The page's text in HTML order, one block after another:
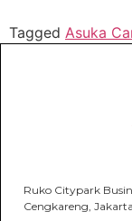
Tagged Asuka
Ruko Citypark
Cengkareng,